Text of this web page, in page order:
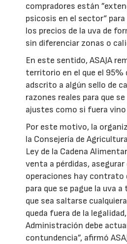
compradores están
psicosis en el sector“
los precios de la uva de
sin diferenciar zonas o
En este sentido, ASAJA
territorio en el que el 95%
adscrito a algún sello de
razones reales para que
ajustes como si fuera vino
Por este motivo, la
la Consejería de
Ley de la Cadena
venta a pérdidas,
operaciones hay contrato
para que se pague la uva
que sea saltarse
queda fuera de la
Administración debe
contundencia”, afirmó